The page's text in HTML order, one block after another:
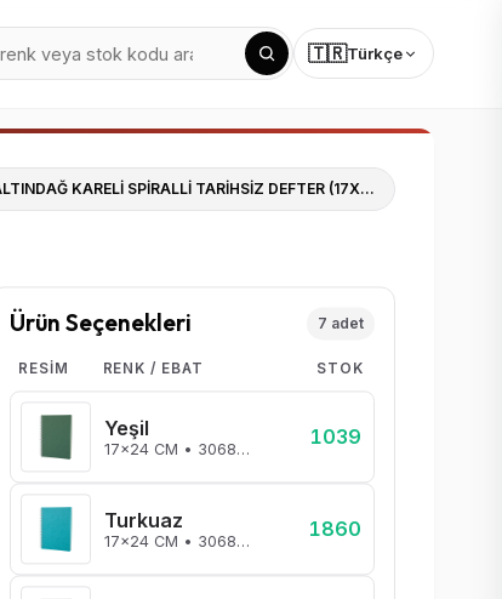
🇹🇷Türkçe
ALTINDAĞ KARELİ SPİRALLİ TARİHSİZ DEFTER (17X24 CM)
Ürün Seçenekleri 7 adet
RESIM RENK / EBAT STOK
Yeşil
17x24 CM • 306810 1039
Turkuaz
17x24 CM • 306823 1860